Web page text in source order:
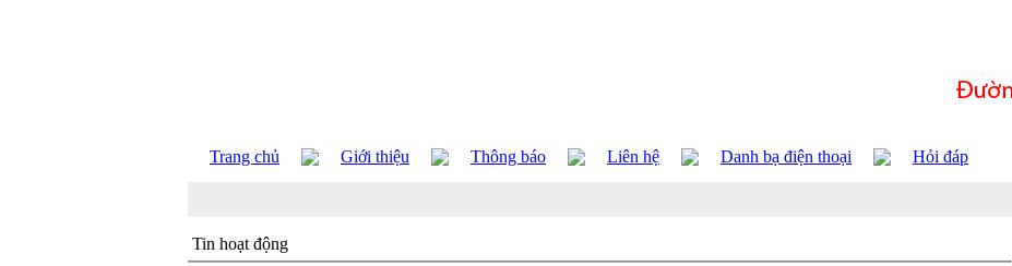
Trang chủ Giới thiệu Thông báo Liên hệ Danh bạ điện thoại Hỏi đáp
Tin hoạt động